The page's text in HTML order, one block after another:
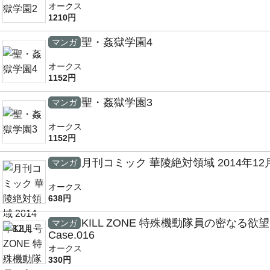
オークス
1210円
マンガ 聖・姦獄学園4
オークス
1152円
マンガ 聖・姦獄学園3
オークス
1152円
マンガ 月刊コミック 華陵絶対領域 2014年12
オークス
638円
マンガ KILL ZONE 特殊機動隊員の密なる欲望
Case.016
オークス
330円